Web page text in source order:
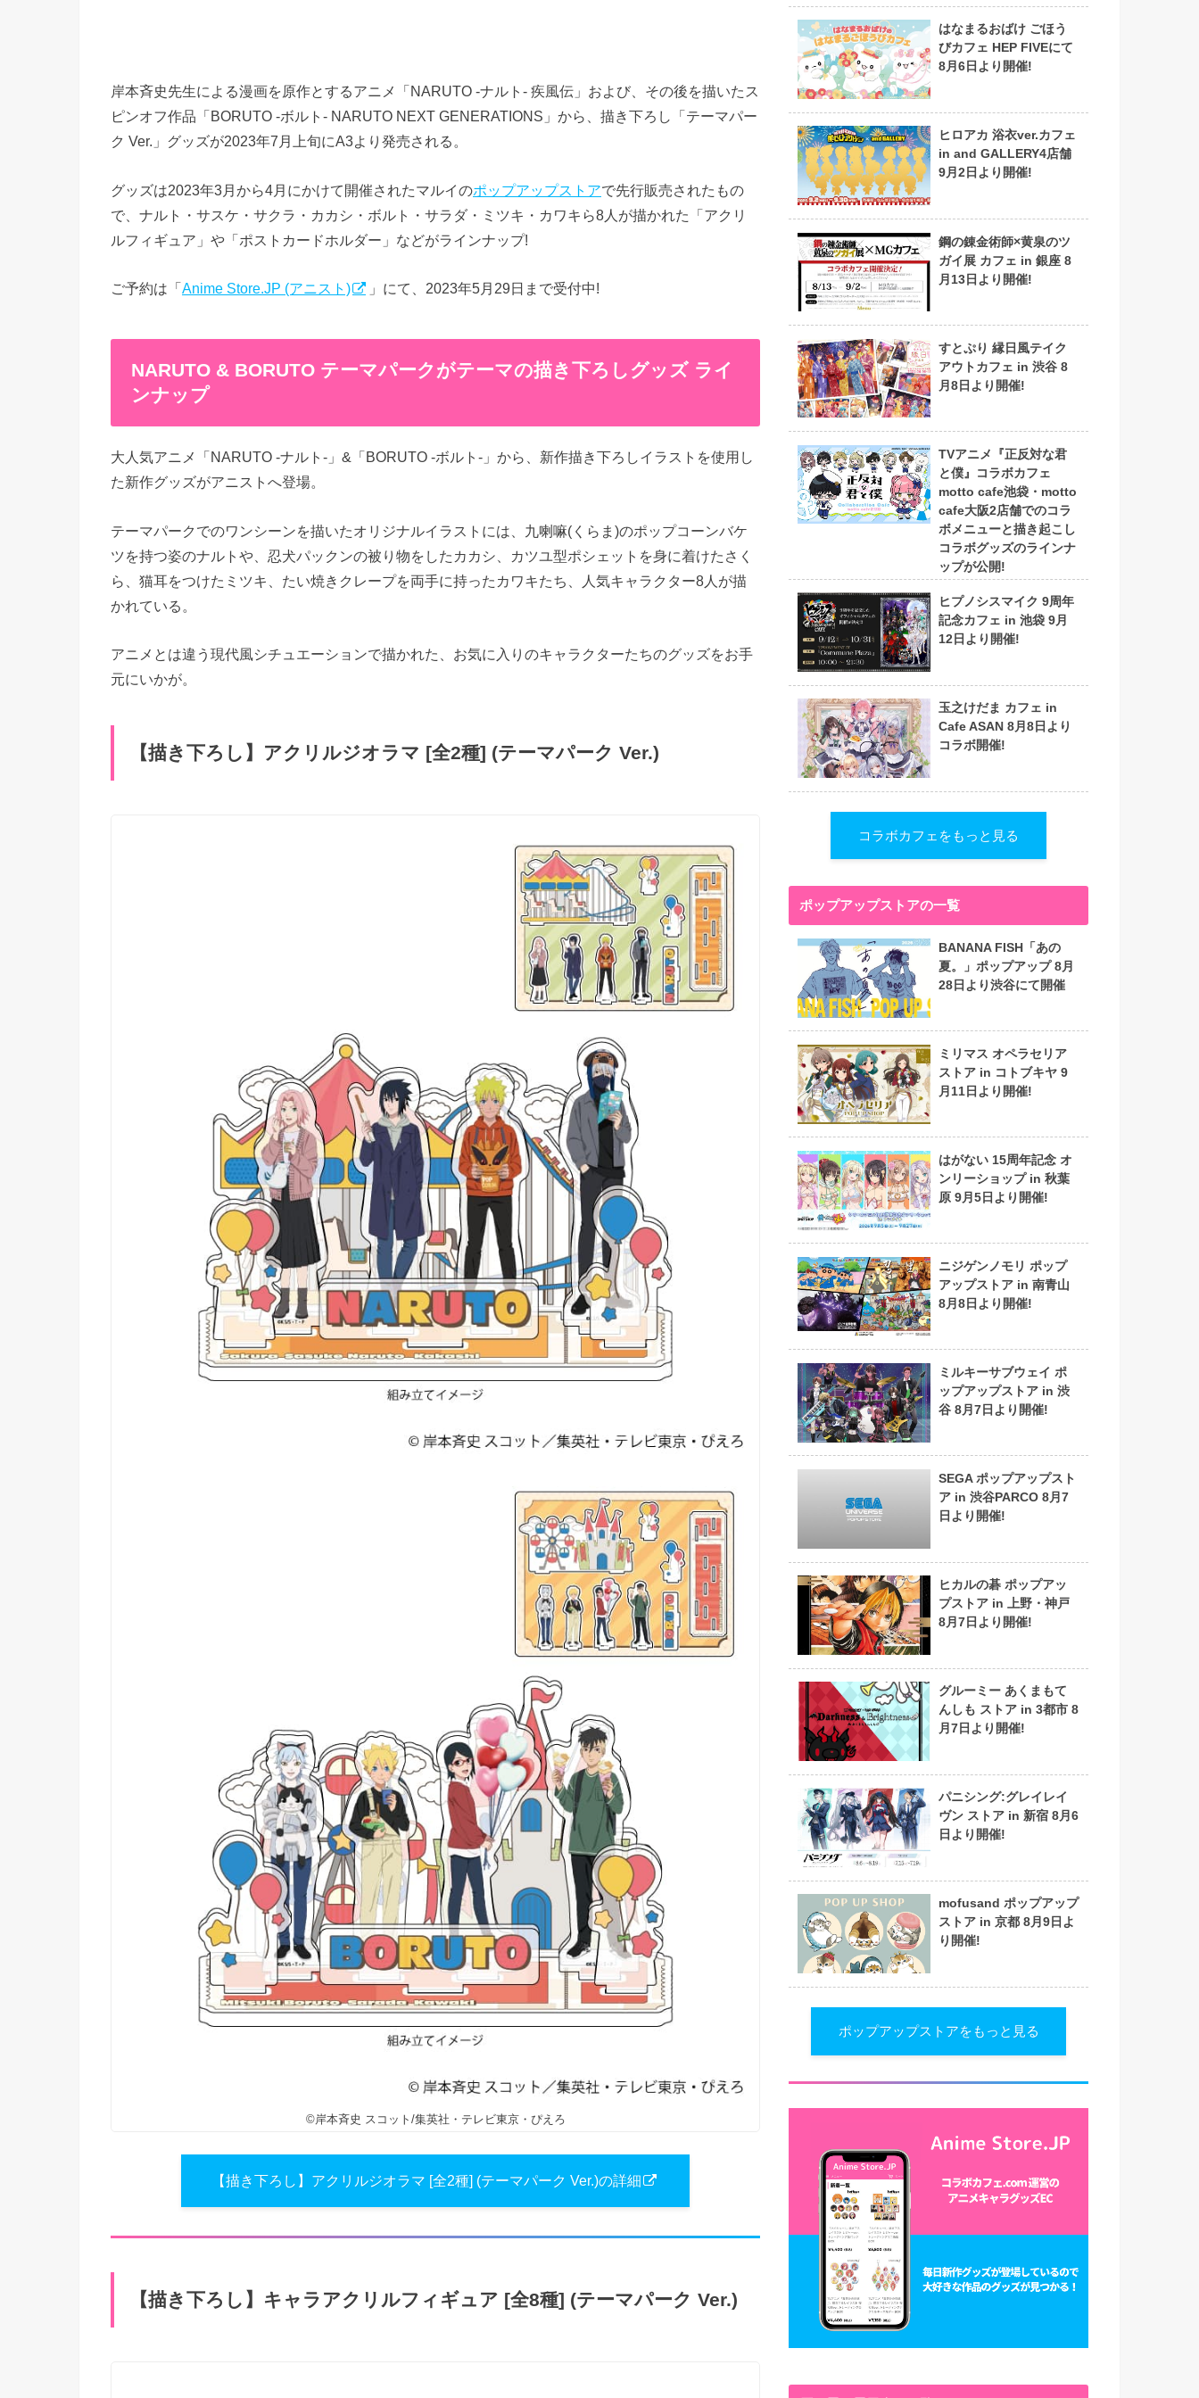
岸本斉史先生による漫画を原作とするアニメ「NARUTO -ナルト- 疾風伝」および、その後を描いたス
ピンオフ作品「BORUTO -ボルト- NARUTO NEXT GENERATIONS」から、描き下ろし「テーマパー
ク Ver.」グッズが2023年7月上旬にA3より発売される。
グッズは2023年3月から4月にかけて開催されたマルイのポップアップストアで先行販売されたもの
で、ナルト・サスケ・サクラ・カカシ・ボルト・サラダ・ミツキ・カワキら8人が描かれた「アクリ
ルフィギュア」や「ポストカードホルダー」などがラインナップ!
ご予約は「Anime Store.JP (アニスト) 」にて、2023年5月29日まで受付中!
NARUTO & BORUTO テーマパークがテーマの描き下ろしグッズ ライ
ンナップ
大人気アニメ「NARUTO -ナルト-」&「BORUTO -ボルト-」から、新作描き下ろしイラストを使用し
た新作グッズがアニストへ登場。
テーマパークでのワンシーンを描いたオリジナルイラストには、九喇嘛(くらま)のポップコーンバケ
ツを持つ姿のナルトや、忍犬パックンの被り物をしたカカシ、カツユ型ポシェットを身に着けたさく
ら、猫耳をつけたミツキ、たい焼きクレープを両手に持ったカワキたち、人気キャラクター8人が描
かれている。
アニメとは違う現代風シチュエーションで描かれた、お気に入りのキャラクターたちのグッズをお手
元にいかが。
【描き下ろし】アクリルジオラマ [全2種] (テーマパーク Ver.)
©岸本斉史 スコット/集英社・テレビ東京・ぴえろ
【描き下ろし】アクリルジオラマ [全2種] (テーマパーク Ver.)の詳細
【描き下ろし】キャラアクリルフィギュア [全8種] (テーマパーク Ver.)
はなまるおばけ ごほう
びカフェ HEP FIVEにて
8月6日より開催!
ヒロアカ 浴衣ver.カフェ
in and GALLERY4店舗
9月2日より開催!
鋼の錬金術師×黄泉のツ
ガイ展 カフェ in 銀座 8
月13日より開催!
すとぷり 縁日風テイク
アウトカフェ in 渋谷 8
月8日より開催!
TVアニメ『正反対な君
と僕』コラボカフェ
motto cafe池袋・motto
cafe大阪2店舗でのコラ
ボメニューと描き起こし
コラボグッズのラインナ
ップが公開!
ヒプノシスマイク 9周年
記念カフェ in 池袋 9月
12日より開催!
玉之けだま カフェ in
Cafe ASAN 8月8日より
コラボ開催!
コラボカフェをもっと見る
ポップアップストアの一覧
BANANA FISH「あの
夏。」ポップアップ 8月
28日より渋谷にて開催
ミリマス オペラセリア
ストア in コトブキヤ 9
月11日より開催!
はがない 15周年記念 オ
ンリーショップ in 秋葉
原 9月5日より開催!
ニジゲンノモリ ポップ
アップストア in 南青山
8月8日より開催!
ミルキーサブウェイ ポ
ップアップストア in 渋
谷 8月7日より開催!
SEGA ポップアップスト
ア in 渋谷PARCO 8月7
日より開催!
ヒカルの碁 ポップアッ
プストア in 上野・神戸
8月7日より開催!
グルーミー あくまもて
んしも ストア in 3都市 8
月7日より開催!
パニシング:グレイレイ
ヴン ストア in 新宿 8月6
日より開催!
mofusand ポップアップ
ストア in 京都 8月9日よ
り開催!
ポップアップストアをもっと見る